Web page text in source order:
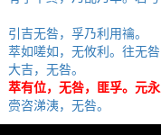
吉无咎，孚乃利用禴。
如嗟如，无攸利。往无咎
吉，无咎。
有位，无咎，匪孚。元永
咨涕洟，无咎。